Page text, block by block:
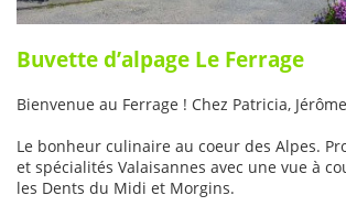
Buvette d’alpage Le Ferrage
Bienvenue au Ferrage ! Chez Patricia,
Le bonheur culinaire au coeur des Alpes.
et spécialités Valaisannes avec une vue à
les Dents du Midi et Morgins.